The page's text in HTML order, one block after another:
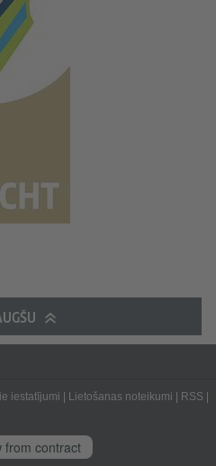
iestatījumi | Lietošanas noteikumi | RSS |
from contract